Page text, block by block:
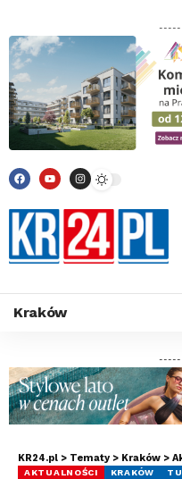
-----
Kraków
-----
KR24.pl > Tematy > Kraków >
AKTUALNOŚCI KRAKÓW